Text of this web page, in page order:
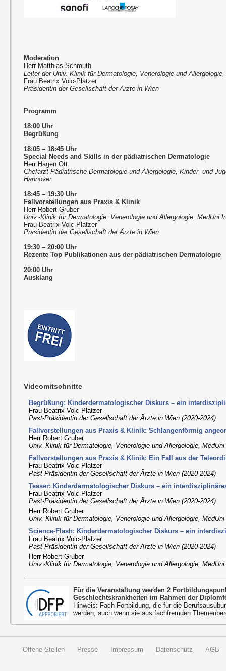
Moderation
Herr Matthias Schmuth
Leiter der Univ.-Klinik für Dermatologie, Venerologie und
Frau Beatrix Volc-Platzer
Präsidentin der Gesellschaft der Ärzte in Wien
Programm
18:00 Uhr
Begrüßung
18:05 – 18:45 Uhr
Special Needs and Skills in der pädiatrischen Dermatologie
Herr Hagen Ott
Chefarzt Pädiatrische Dermatologie und Allergologie, Kinder- und
Hannover
18:45 – 19:30 Uhr
Fallvorstellungen aus Praxis & Klinik
Herr Robert Gruber
Univ.-Klinik für Dermatologie, Venerologie und Allergologie, MedUni
Frau Beatrix Volc-Platzer
Präsidentin der Gesellschaft der Ärzte in Wien
19:30 – 20:00 Uhr
Rezente Top Publikationen aus der pädiatrischen Dermatologie
20:00 Uhr
Ausklang
Videomitschnitte
Begrüßung: Kinderdermatologischer Diskurs – ein
Frau Beatrix Volc-Platzer
Past-Präsidentin der Gesellschaft der Ärzte in Wien (2020-2024)
Fallvorstellungen aus Praxis & Klinik: Schlangenförmig
Herr Robert Gruber
Univ.-Klinik für Dermatologie, Venerologie und Allergologie,
Fallvorstellungen aus Praxis & Klinik: Ein Fall aus der
Frau Beatrix Volc-Platzer
Past-Präsidentin der Gesellschaft der Ärzte in Wien (2020-2024)
Teaser: Kinderdermatologischer Diskurs – ein
Frau Beatrix Volc-Platzer
Past-Präsidentin der Gesellschaft der Ärzte in Wien (2020-2024)
Herr Robert Gruber
Univ.-Klinik für Dermatologie, Venerologie und Allergologie,
Science-Flash: Kinderdermatologischer Diskurs – ein
Frau Beatrix Volc-Platzer
Past-Präsidentin der Gesellschaft der Ärzte in Wien (2020-2024)
Herr Robert Gruber
Univ.-Klinik für Dermatologie, Venerologie und Allergologie,
Für die Veranstaltung werden 2
Geschlechtskrankheiten im Rahmen der
Hinweis: Fach-Fortbildung, die für die
werden, auch wenn sie aus fachfremden
Offene Stellen Presse Impressum Datenschutz AGB